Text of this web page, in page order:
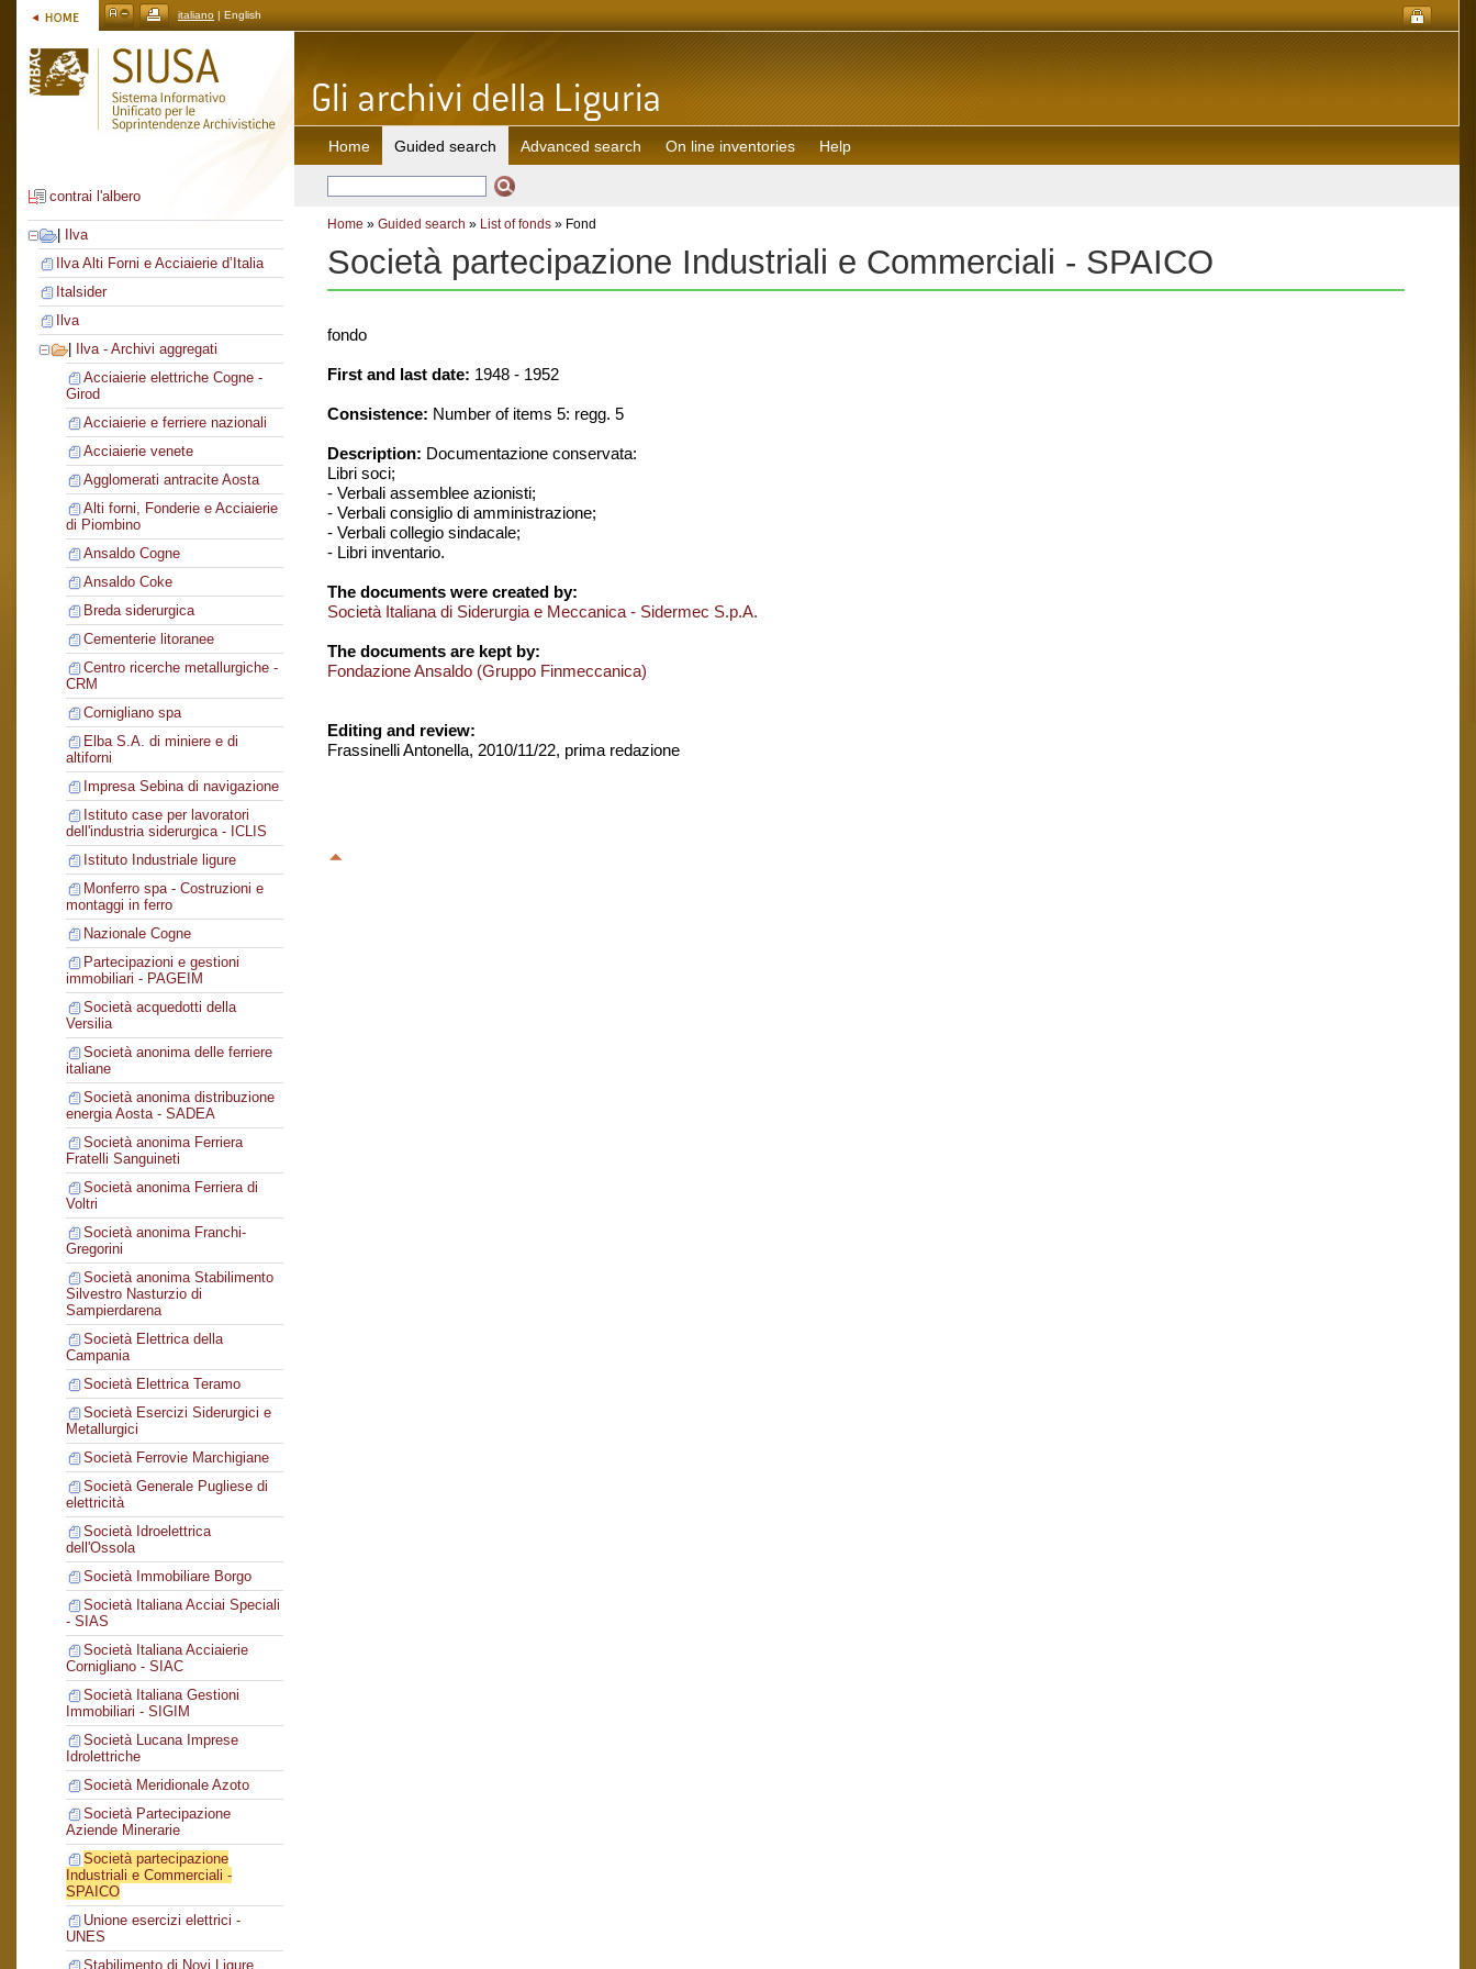
italiano | English
contrai l'albero
Ilva
Ilva Alti Forni e Acciaierie d’Italia
Italsider
Ilva
Ilva - Archivi aggregati
Acciaierie elettriche Cogne -
Girod
Acciaierie e ferriere nazionali
Acciaierie venete
Agglomerati antracite Aosta
Alti forni, Fonderie e Acciaierie
di Piombino
Ansaldo Cogne
Ansaldo Coke
Breda siderurgica
Cementerie litoranee
Centro ricerche metallurgiche -
CRM
Cornigliano spa
Elba S.A. di miniere e di
altiforni
Impresa Sebina di navigazione
Istituto case per lavoratori
dell'industria siderurgica - ICLIS
Istituto Industriale ligure
Monferro spa - Costruzioni e
montaggi in ferro
Nazionale Cogne
Partecipazioni e gestioni
immobiliari - PAGEIM
Società acquedotti della
Versilia
Società anonima delle ferriere
italiane
Società anonima distribuzione
energia Aosta - SADEA
Società anonima Ferriera
Fratelli Sanguineti
Società anonima Ferriera di
Voltri
Società anonima Franchi-
Gregorini
Società anonima Stabilimento
Silvestro Nasturzio di
Sampierdarena
Società Elettrica della
Campania
Società Elettrica Teramo
Società Esercizi Siderurgici e
Metallurgici
Società Ferrovie Marchigiane
Società Generale Pugliese di
elettricità
Società Idroelettrica
dell'Ossola
Società Immobiliare Borgo
Società Italiana Acciai Speciali
- SIAS
Società Italiana Acciaierie
Cornigliano - SIAC
Società Italiana Gestioni
Immobiliari - SIGIM
Società Lucana Imprese
Idrolettriche
Società Meridionale Azoto
Società Partecipazione
Aziende Minerarie
Società partecipazione
Industriali e Commerciali -
SPAICO
Unione esercizi elettrici -
UNES
Stabilimento di Novi Ligure
Home Guided search Advanced search On line inventories Help
Home » Guided search » List of fonds » Fond
Società partecipazione Industriali e Commerciali - SPAICO
fondo
First and last date: 1948 - 1952
Consistence: Number of items 5: regg. 5
Description: Documentazione conservata:
Libri soci;
- Verbali assemblee azionisti;
- Verbali consiglio di amministrazione;
- Verbali collegio sindacale;
- Libri inventario.
The documents were created by:
Società Italiana di Siderurgia e Meccanica - Sidermec S.p.A.
The documents are kept by:
Fondazione Ansaldo (Gruppo Finmeccanica)
Editing and review:
Frassinelli Antonella, 2010/11/22, prima redazione